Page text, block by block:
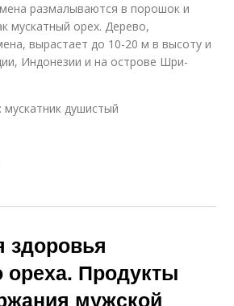
размалываются в порошок и
мускатный орех. Дерево,
вырастает до 10-20 м в высоту и
Индонезии и на острове Шри-
мускатник душистый
здоровья
ореха. Продукты
мужской